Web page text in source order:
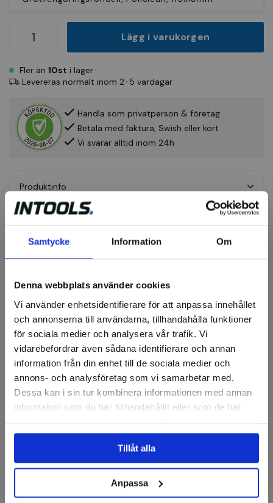
Samtycke Information Om
Denna webbplats använder cookies
Vi använder enhetsidentifierare för att anpassa innehållet
och annonserna till användarna, tillhandahålla funktioner
för sociala medier och analysera vår trafik. Vi
vidarebefordrar även sådana identifierare och annan
information från din enhet till de sociala medier och
annons- och analysföretag som vi samarbetar med.
Dessa kan i sin tur kombinera informationen med annan
information som du har tillhandahållit eller som de har
Tillåt alla
Anpassa
Lägg i varukorgen
Fler än 10st i lager
Levereras normalt inom 2-5 vardagar
Handla som privatperson & företag
Betala med faktura, Swish eller kort
Vi svarar alltid inom 24h
Produktinfo
Fråga om produkt
Recensioner
Grovrengöringsrondeller
Grovrengörningsrondell,